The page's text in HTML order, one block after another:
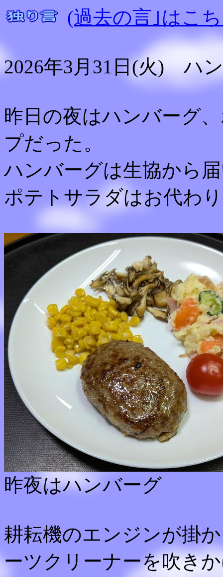
(過去の言｣はこ
2026年3月31日(火) ハ
昨日の夜はハンバーグ
プだった。
ハンバーグは生協から
ポテトサラダはお代わ
昨夜はハンバーグ
耕耘機のエンジンが掛
ーツクリーナーを吹き